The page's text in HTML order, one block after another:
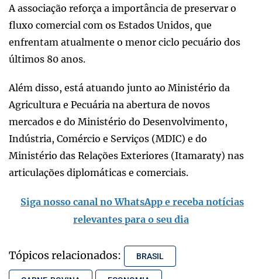
A associação reforça a importância de preservar o
fluxo comercial com os Estados Unidos, que
enfrentam atualmente o menor ciclo pecuário dos
últimos 80 anos.
Além disso, está atuando junto ao Ministério da
Agricultura e Pecuária na abertura de novos
mercados e do Ministério do Desenvolvimento,
Indústria, Comércio e Serviços (MDIC) e do
Ministério das Relações Exteriores (Itamaraty) nas
articulações diplomáticas e comerciais.
Siga nosso canal no WhatsApp e receba notícias
relevantes para o seu dia
Tópicos relacionados: BRASIL